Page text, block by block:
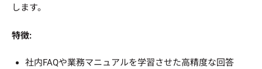
します。
特徴:
社内FAQや業務マニュアルを学習させた高精度な回答